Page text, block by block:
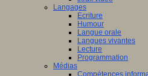
Langages
Ecriture
Humour
Langue orale
Langues vivantes
Lecture
Programmation
Médias
Compétences